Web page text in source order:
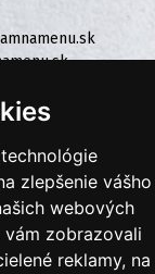
zlepšenie vášho
webových
zobrazovali
reklamy, na
ZÓNY